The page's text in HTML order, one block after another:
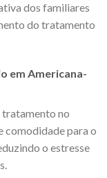
dos familiares
do tratamento
em Americana-
tratamento no
para o
o estresse